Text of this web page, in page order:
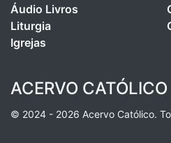
Áudio Livros
Liturgia
Igrejas
ACERVO CATÓLICO
© 2024 - 2026 Acervo Católico.